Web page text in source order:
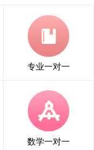
专业一对一
数学一对一